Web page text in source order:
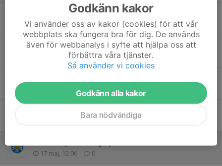
Träningen idag är 17,00....
24 maj, 14:18 0
Information kring matcher
22 maj, 08:32 2
21 maj, 07:20 0
Poolspel hemma 7/6 samt Hudik Cup 12-13/6
17 maj, 12:06 0
Godkänn kakor
Vi använder oss av kakor (cookies) för att vår
webbplats ska fungera bra för dig. De används
även för webbanalys i syfte att hjälpa oss att
förbättra våra tjänster.
Så använder vi cookies
Godkänn alla kakor
Bara nödvändiga